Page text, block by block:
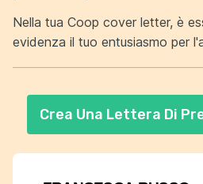
Nella tua Coop cover letter, è
evidenza il tuo entusiasmo per
esperienze lavorative che
collaborare efficacemente in
successo di Coop.
Crea Una Lettera Di